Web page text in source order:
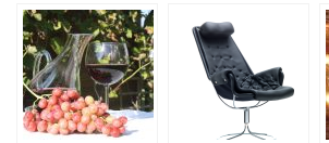
nécessite un
routeur 4g
sans fil?